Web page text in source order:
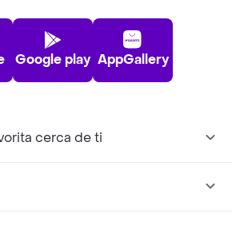
Google play AppGallery
cerca de ti